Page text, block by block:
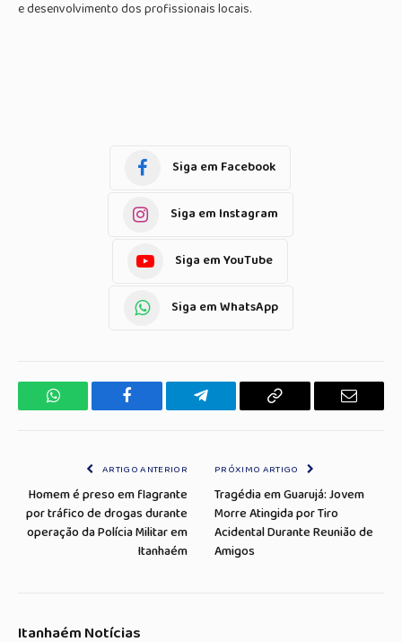
e desenvolvimento dos profissionais locais.
Siga em Facebook
Siga em Instagram
Siga em YouTube
Siga em WhatsApp
WhatsApp Facebook Telegrama Copiar
E-
ARTIGO ANTERIOR
Homem é preso em flagrante
por tráfico de drogas durante
operação da Polícia Militar em
Itanhaém
PRÓXIMO ARTIGO
Tragédia em Guarujá: Jovem
Morre Atingida por Tiro
Acidental Durante Reunião de
Amigos
Itanhaém Notícias